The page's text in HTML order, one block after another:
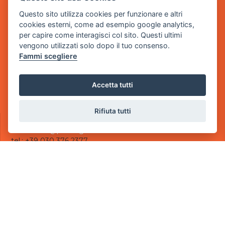
Sede Legale
via Villaggio dei Platani, 3
- 25014 Castenedolo, Brescia
Sede Operativa
Partita iva 03308130982
tel.: +39 030 376 2377
Questo sito utilizza cookies per funzionare e altri
cookies esterni, come ad esempio google analytics,
per capire come interagisci col sito. Questi ultimi
vengono utilizzati solo dopo il tuo consenso.
Fammi scegliere
Accetta tutti
Rifiuta tutti